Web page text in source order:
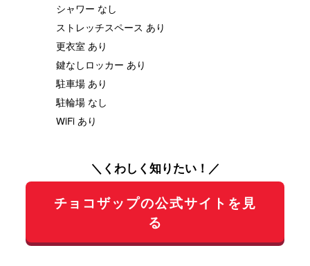
シャワー なし
ストレッチスペース あり
更衣室 あり
鍵なしロッカー あり
駐車場 あり
駐輪場 なし
WiFi あり
＼くわしく知りたい！／
チョコザップの公式サイトを見
る